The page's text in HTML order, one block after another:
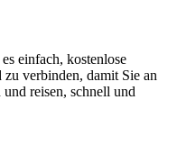
einfach, kostenlose
verbinden, damit Sie an
reisen, schnell und